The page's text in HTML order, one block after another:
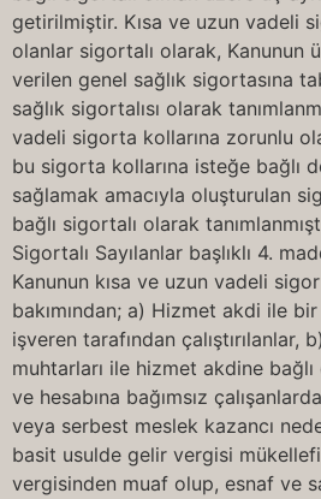
getirilmiştir. Kısa ve uzun vadeli
olanlar sigortalı olarak, Kanunun
verilen genel sağlık sigortasına
sağlık sigortalısı olarak
vadeli sigorta kollarına zorunlu
bu sigorta kollarına isteğe bağlı
sağlamak amacıyla oluşturulan
bağlı sigortalı olarak
Sigortalı Sayılanlar başlıklı 4.
Kanunun kısa ve uzun vadeli
bakımından; a) Hizmet akdi ile
işveren tarafından çalıştırılanlar,
muhtarları ile hizmet akdine bağlı
ve hesabına bağımsız
veya serbest meslek kazancı
basit usulde gelir vergisi
vergisinden muaf olup, esnaf ve